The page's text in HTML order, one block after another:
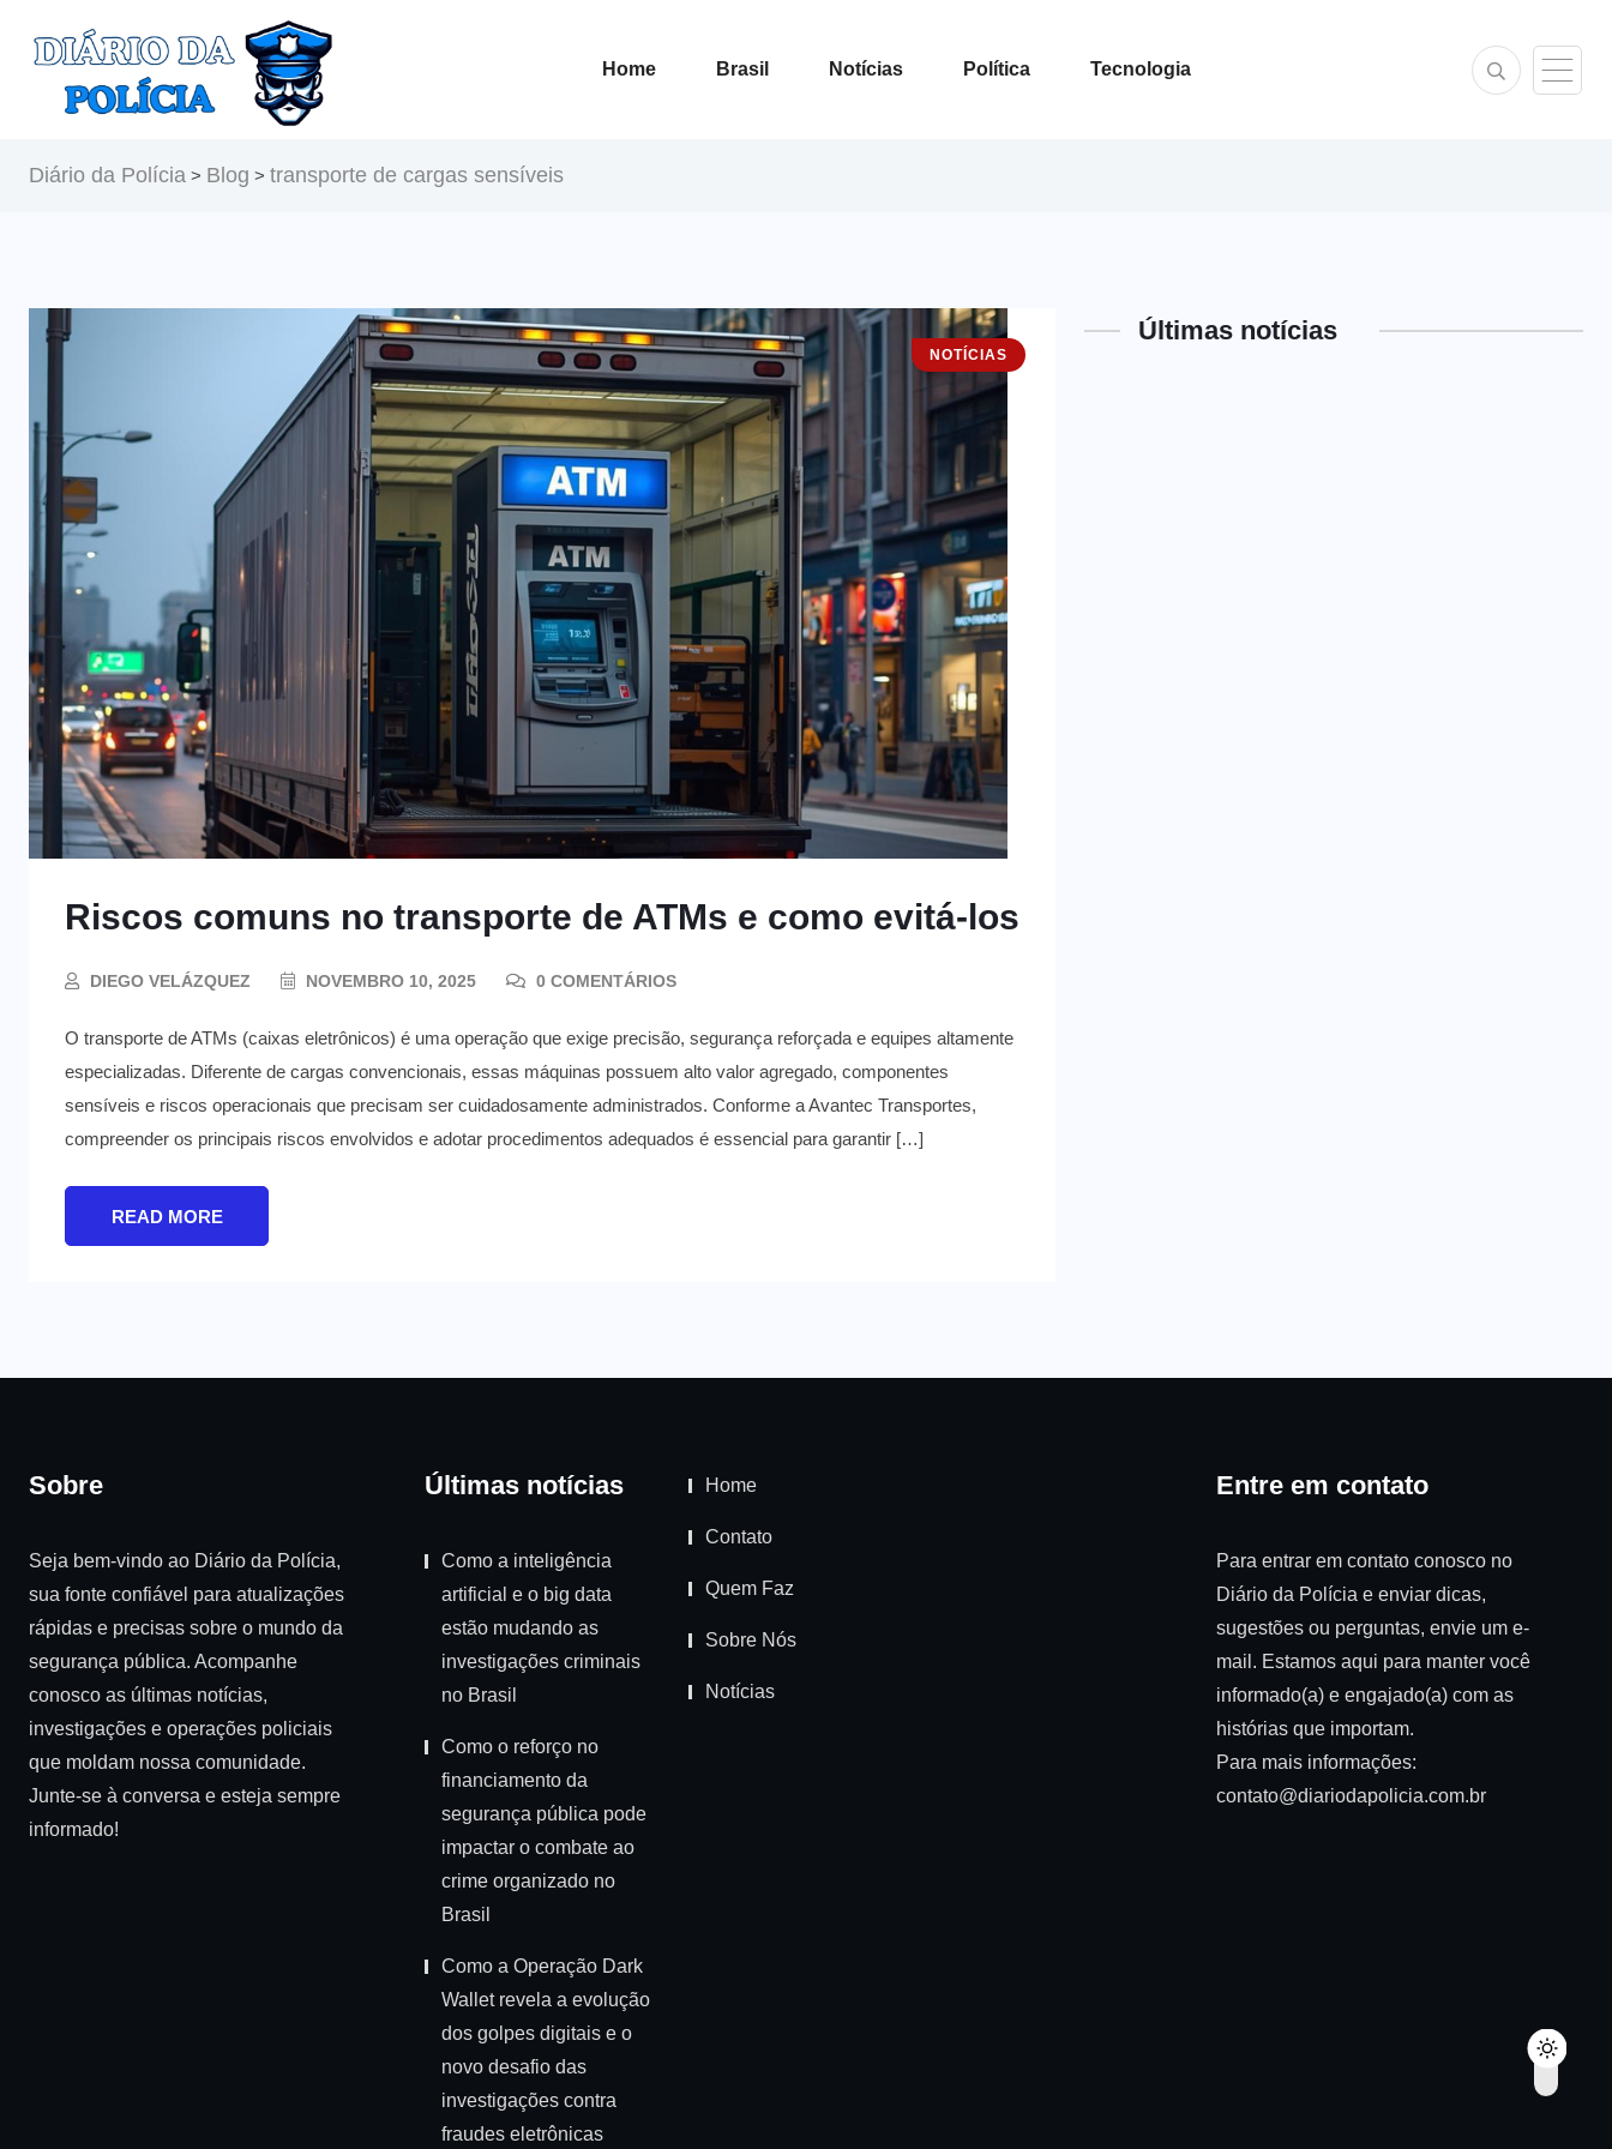
Home Brasil Notícias Política Tecnologia
Diário da Polícia > Blog > transporte de cargas sensíveis
NOTÍCIAS
Riscos comuns no transporte de ATMs e como evitá-los
DIEGO VELÁZQUEZ NOVEMBRO 10, 2025 0 COMENTÁRIOS
O transporte de ATMs (caixas eletrônicos) é uma operação que exige precisão, segurança reforçada e equipes altamente
especializadas. Diferente de cargas convencionais, essas máquinas possuem alto valor agregado, componentes
sensíveis e riscos operacionais que precisam ser cuidadosamente administrados. Conforme a Avantec Transportes,
compreender os principais riscos envolvidos e adotar procedimentos adequados é essencial para garantir […]
READ MORE
Últimas notícias
Sobre
Seja bem-vindo ao Diário da Polícia,
sua fonte confiável para atualizações
rápidas e precisas sobre o mundo da
segurança pública. Acompanhe
conosco as últimas notícias,
investigações e operações policiais
que moldam nossa comunidade.
Junte-se à conversa e esteja sempre
informado!
Últimas notícias
Como a inteligência
artificial e o big data
estão mudando as
investigações criminais
no Brasil
Como o reforço no
financiamento da
segurança pública pode
impactar o combate ao
crime organizado no
Brasil
Como a Operação Dark
Wallet revela a evolução
dos golpes digitais e o
novo desafio das
investigações contra
fraudes eletrônicas
Home
Contato
Quem Faz
Sobre Nós
Notícias
Entre em contato
Para entrar em contato conosco no
Diário da Polícia e enviar dicas,
sugestões ou perguntas, envie um e-
mail. Estamos aqui para manter você
informado(a) e engajado(a) com as
histórias que importam.
Para mais informações:
contato@diariodapolicia.com.br